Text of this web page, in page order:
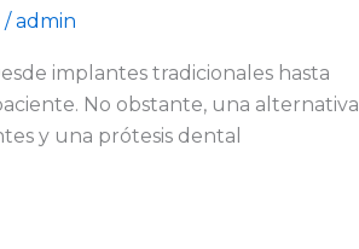
/admin
implantes tradicionales hasta
No obstante, una alternativa
y una prótesis dental